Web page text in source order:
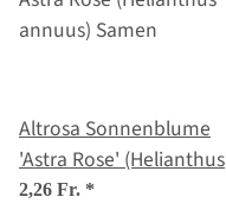
Altrosa Sonnenblume
'Astra Rose' (Helianthus
annuus) Samen
2,26 Fr. *